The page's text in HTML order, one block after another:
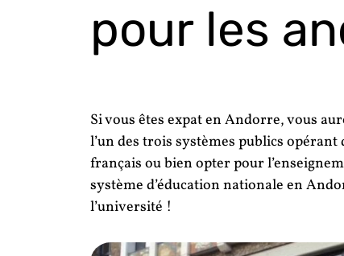
pour les
Si vous êtes expat en Andorre, vous
l’un des trois systèmes publics
français ou bien opter pour
système d’éducation nationale en
l’université !